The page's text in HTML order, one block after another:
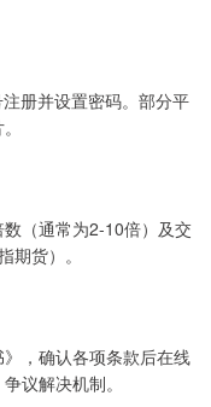
册并设置密码。部分平
（通常为2-10倍）及交
货）。
，确认各项条款后在线
议解决机制。